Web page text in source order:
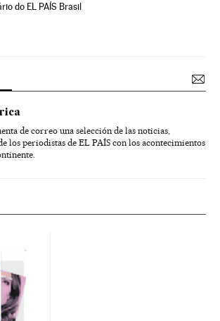
do EL PAÍS Brasil
de correo una selección de las noticias,
los periodistas de EL PAÍS con los acontecimientos